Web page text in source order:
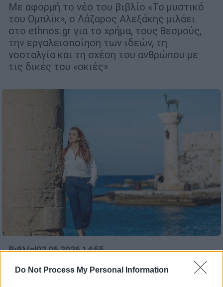
Do Not Process My Personal Information
Με αφορμή το νέο του βιβλίο «Το μυστικό
του Ομπλίκ», ο Λάζαρος Αλεξάκης μιλάει
στο ethnos.gr για το χρήμα, τους θεσμούς,
την εργαλειοποίηση των ιδεών, τη
νοσταλγία και τη σχέση του ανθρώπου με
τις δικές του «σκιές»
Βιβλίο|02.06.2026 14:55
Βαλερί Αγγέλου στο ethnos.gr: «Το
ανήκειν είναι μια διαρκής αναζήτηση»